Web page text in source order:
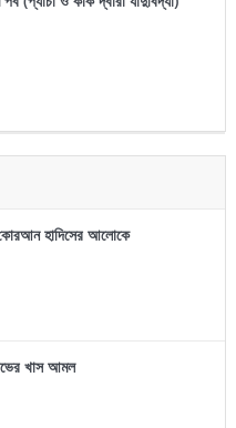
হাদিসের আলোকে
খাস আমল